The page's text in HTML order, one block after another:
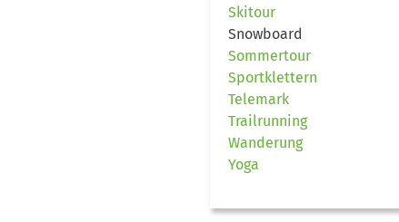
Skitour
Snowboard
Sommertour
Sportklettern
Telemark
Trailrunning
Wanderung
Yoga